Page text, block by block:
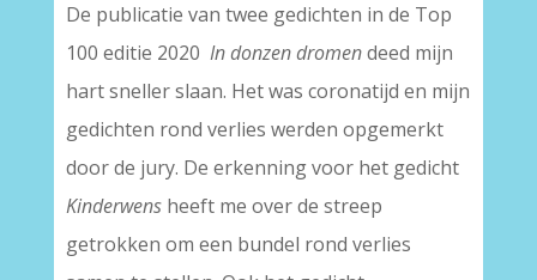
De publicatie van twee gedichten in de Top
100 editie 2020 In donzen dromendeed mijn
hart sneller slaan. Het was coronatijd en mijn
gedichten rond verlies werden opgemerkt
door de jury. De erkenning voor het gedicht
Kinderwensheeft me over de streep
getrokken om een bundel rond verlies